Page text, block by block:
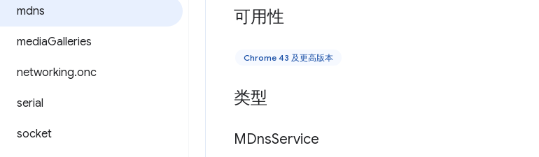
mdns
mediaGalleries
networking.onc
serial
socket
可用性
Chrome 43 及更高版本
类型
MDnsService